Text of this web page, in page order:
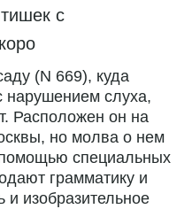
с
(N 669), куда
нарушением слуха,
Расположен он на
но молва о нем
специальных
грамматику и
и изобразительное